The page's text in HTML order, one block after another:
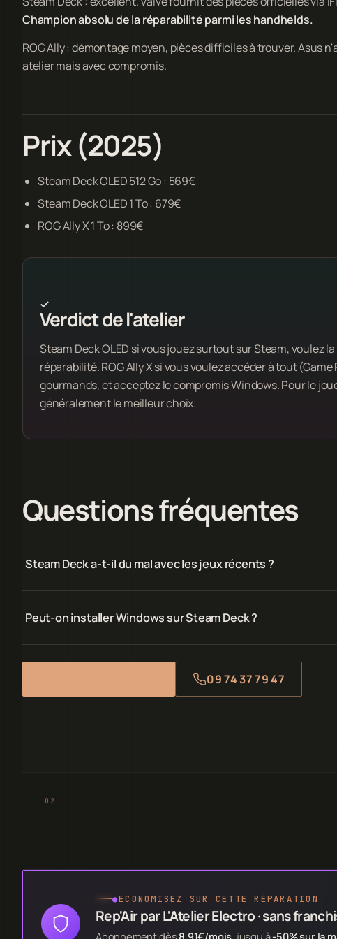
Champion absolu de la réparabilité parmi les handhelds.
ROG Ally : démontage moyen, pièces difficiles à trouver. Asus
atelier mais avec compromis.
Prix (2025)
Steam Deck OLED 512 Go : 569€
Steam Deck OLED 1 To : 679€
ROG Ally X 1 To : 899€
Verdict de l'atelier
Steam Deck OLED si vous jouez surtout sur Steam, voulez
réparabilité. ROG Ally X si vous voulez accéder à tout
gourmands, et acceptez le compromis Windows. Pour le
généralement le meilleur choix.
Questions fréquentes
Steam Deck a-t-il du mal avec les jeux récents ?
Peut-on installer Windows sur Steam Deck ?
09 74 37 79 47
●ÉCONOMISEZ SUR CETTE RÉPARATION
Rep'Air par L'Atelier Electro · sans
Abonnement dès 8,91€/mois , jusqu'à-50% sur la